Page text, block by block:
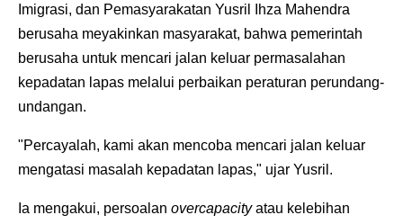
Imigrasi, dan Pemasyarakatan Yusril Ihza Mahendra
berusaha meyakinkan masyarakat, bahwa pemerintah
berusaha untuk mencari jalan keluar permasalahan
kepadatan lapas melalui perbaikan peraturan perundang-
undangan.
"Percayalah, kami akan mencoba mencari jalan keluar
mengatasi masalah kepadatan lapas," ujar Yusril.
Ia mengakui, persoalan overcapacityatau kelebihan